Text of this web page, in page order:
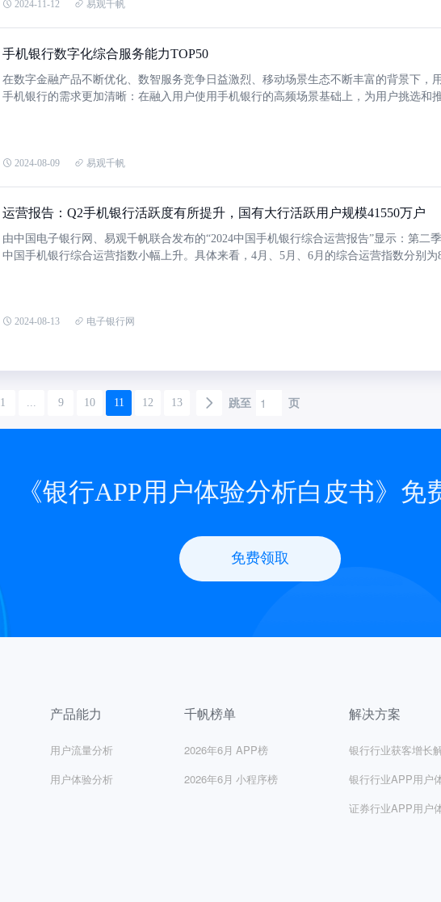
2024-11-12 易观千帆
手机银行数字化综合服务能力TOP50
在数字金融产品不断优化、数智服务竞争日益激烈、移动场景生态不断丰富的背景下，
手机银行的需求更加清晰：在融入用户使用手机银行的高频场景基础上，为用户挑选和
通过半年的创新和发展，工商银行、招商银行、浦发银行、光大银行等领先银行在养老金
2024-08-09 易观千帆
运营报告：Q2手机银行活跃度有所提升，国有大行活跃用户规模41550万户
由中国电子银行网、易观千帆联合发布的“2024中国手机银行综合运营报告”显示：第二季
中国手机银行综合运营指数小幅上升。具体来看，4月、5月、6月的综合运营指数分别为
规模分别为41550万户、15433万户、4368万户。对比Q1，国有大行和城商行手机银行活
2024-08-13 电子银行网
1 ... 9 10 11 12 13 跳至 页
《银行APP用户体验分析白皮书》免
免费领取
产品能力
用户流量分析
用户体验分析
千帆榜单
2026年6月 APP榜
2026年6月 小程序榜
解决方案
银行行业获客增长
银行行业APP用户
证券行业APP用户